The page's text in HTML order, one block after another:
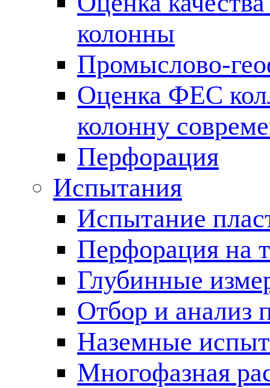
колонны
Промыслово-
Оценка ФЕС
колонну
Перфорация
Испытания
Испытание
Перфорация на
Глубинные
Отбор и анализ
Наземные
Многофазная